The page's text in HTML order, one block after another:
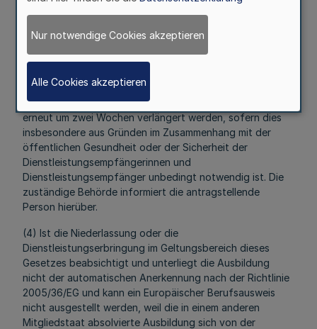
Herkunftsmitgliedstaates übermittelten Antrags über die
begründeten Zweifeln kann sie über die Monatsfrist nach
Satz 1 hinaus weitere Informationen oder beglaubigte
Herkunftsmitgliedstaates anfordern. Die Frist verlängert
sich in diesem Fall um zwei Wochen und kann einmal
erneut um zwei Wochen verlängert werden, sofern dies
insbesondere aus Gründen im Zusammenhang mit der
öffentlichen Gesundheit oder der Sicherheit der
Dienstleistungsempfängerinnen und
Dienstleistungsempfänger unbedingt notwendig ist. Die
zuständige Behörde informiert die antragstellende
Person hierüber.
(4) Ist die Niederlassung oder die
Dienstleistungserbringung im Geltungsbereich dieses
Gesetzes beabsichtigt und unterliegt die Ausbildung
nicht der automatischen Anerkennung nach der Richtlinie
2005/36/EG und kann ein Europäischer Berufsausweis
nicht ausgestellt werden, weil die in einem anderen
Mitgliedstaat absolvierte Ausbildung sich von der
Nur notwendige Cookies akzeptieren
Alle Cookies akzeptieren